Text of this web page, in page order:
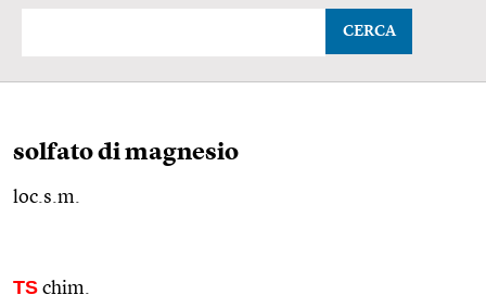
CERCA
solfato di magnesio
loc.s.m.
TS chim.